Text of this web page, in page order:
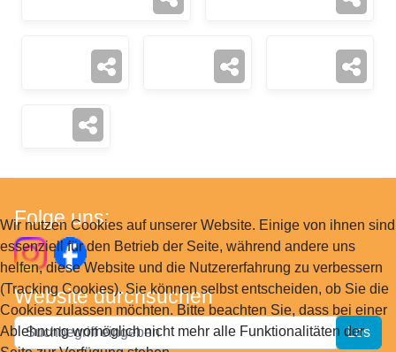
Folge uns:
Website durchsuchen
Website
durchsuchen
Los
Wir nutzen Cookies auf unserer Website. Einige von ihnen sind
essenziell für den Betrieb der Seite, während andere uns
helfen, diese Website und die Nutzererfahrung zu verbessern
(Tracking Cookies). Sie können selbst entscheiden, ob Sie die
Cookies zulassen möchten. Bitte beachten Sie, dass bei einer
Ablehnung womöglich nicht mehr alle Funktionalitäten der